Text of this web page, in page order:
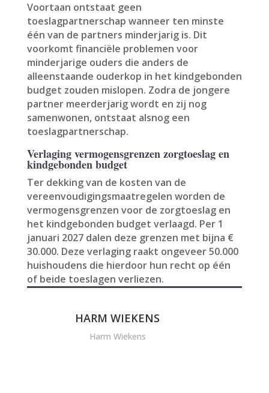
Voortaan ontstaat geen
toeslagpartnerschap wanneer ten minste
één van de partners minderjarig is. Dit
voorkomt financiële problemen voor
minderjarige ouders die anders de
alleenstaande ouderkop in het kindgebonden
budget zouden mislopen. Zodra de jongere
partner meerderjarig wordt en zij nog
samenwonen, ontstaat alsnog een
toeslagpartnerschap.
Verlaging vermogensgrenzen zorgtoeslag en
kindgebonden budget
Ter dekking van de kosten van de
vereenvoudigingsmaatregelen worden de
vermogensgrenzen voor de zorgtoeslag en
het kindgebonden budget verlaagd. Per 1
januari 2027 dalen deze grenzen met bijna €
30.000. Deze verlaging raakt ongeveer 50.000
huishoudens die hierdoor hun recht op één
of beide toeslagen verliezen.
HARM WIEKENS
Harm Wiekens